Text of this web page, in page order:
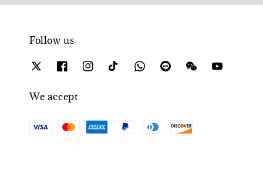
Follow us
We accept